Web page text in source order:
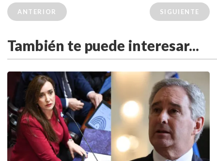
ANTERIOR SIGUIENTE
También te puede interesar...